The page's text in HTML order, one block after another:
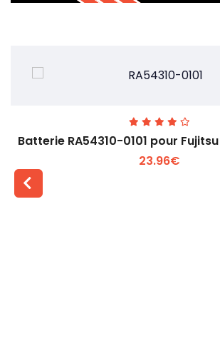
Batterie RA54310-0101 pour Fujitsu
23.96€